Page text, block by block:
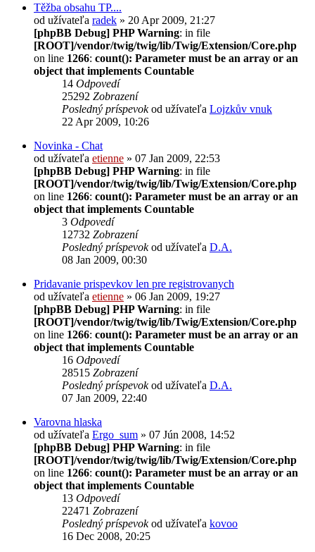
Těžba obsahu TP....
od užívateľa radek » 20 Apr 2009, 21:27
[phpBB Debug] PHP Warning: in file
[ROOT]/vendor/twig/twig/lib/Twig/Extension/Core.php
on line 1266: count(): Parameter must be an array or an
object that implements Countable
14 Odpovedí
25292 Zobrazení
Posledný príspevokod užívateľa Lojzkův vnuk
22 Apr 2009, 10:26
Novinka - Chat
od užívateľa etienne » 07 Jan 2009, 22:53
[phpBB Debug] PHP Warning: in file
[ROOT]/vendor/twig/twig/lib/Twig/Extension/Core.php
on line 1266: count(): Parameter must be an array or an
object that implements Countable
3 Odpovedí
12732 Zobrazení
Posledný príspevokod užívateľa D.A.
08 Jan 2009, 00:30
Pridavanie prispevkov len pre registrovanych
od užívateľa etienne » 06 Jan 2009, 19:27
[phpBB Debug] PHP Warning: in file
[ROOT]/vendor/twig/twig/lib/Twig/Extension/Core.php
on line 1266: count(): Parameter must be an array or an
object that implements Countable
16 Odpovedí
28515 Zobrazení
Posledný príspevokod užívateľa D.A.
07 Jan 2009, 22:40
Varovna hlaska
od užívateľa Ergo_sum » 07 Jún 2008, 14:52
[phpBB Debug] PHP Warning: in file
[ROOT]/vendor/twig/twig/lib/Twig/Extension/Core.php
on line 1266: count(): Parameter must be an array or an
object that implements Countable
13 Odpovedí
22471 Zobrazení
Posledný príspevokod užívateľa kovoo
16 Dec 2008, 20:25